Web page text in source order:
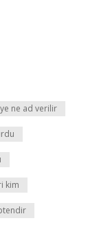
ne ad verilir
kim